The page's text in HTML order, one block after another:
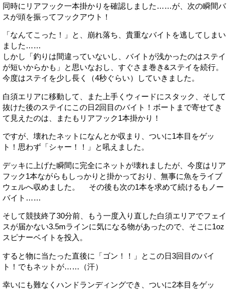
同時にリアフック一本掛かりを確認しました……が、次の瞬間バ
スが頭を振ってフックアウト！
「なんてこった！」と、崩れ落ち、貴重なバイトを逃してしまい
ました……
しかし「釣りは間違っていないし、バイトが浅かったのはステイ
が短いからかも」と思いなおし、すぐさま巻き&ステイを続行。
今度はステイを少し長く（4秒ぐらい）していきました。
白須エリアに移動して、また上手くウィードにスタック、そして
抜けた後のステイにこの日2回目のバイト！ボートまで寄せてき
て見えたのは、またもリアフック1本掛かり！
ですが、壊れたネットになんとか収まり、ついに1本目をゲッ
ト！思わず「シャー！！」と吼えました。
デッキに上げた瞬間に完全にネットが壊れましたが、今度はリア
フック1本ながらもしっかりと掛かっており、無事に魚をライブ
ウェルへ収めました。 その後も次の1本を求めて続けるもノー
バイト……
そして競技終了30分前、もう一度入り直した白須エリアでフェイ
スが届かない3.5mラインに気になる物があったので、そこに1oz
スピナーベイトを投入。
すると物に当たった直後に「ゴン！！」とこの日3回目のバイ
ト！でもネットが……（汗）
幸いにも難なくハンドランディングでき、ついに2本目をゲッ